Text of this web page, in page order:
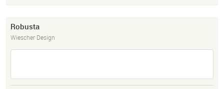
Robusta
Wiescher Design